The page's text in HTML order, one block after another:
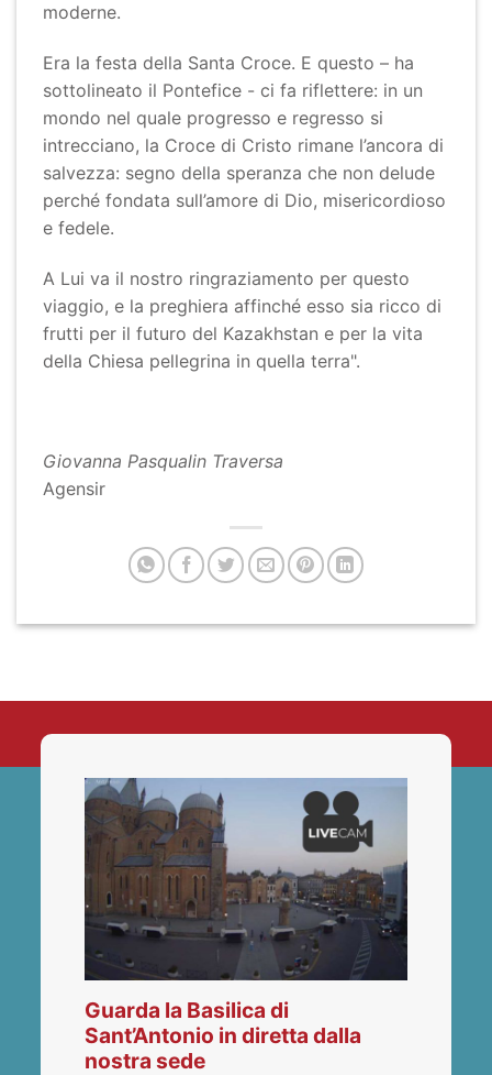
moderne.
Era la festa della Santa Croce. E questo – ha
sottolineato il Pontefice - ci fa riflettere: in un
mondo nel quale progresso e regresso si
intrecciano, la Croce di Cristo rimane l’ancora di
salvezza: segno della speranza che non delude
perché fondata sull’amore di Dio, misericordioso
e fedele.
A Lui va il nostro ringraziamento per questo
viaggio, e la preghiera affinché esso sia ricco di
frutti per il futuro del Kazakhstan e per la vita
della Chiesa pellegrina in quella terra".
Giovanna Pasqualin Traversa
Agensir
Guarda la Basilica di
Sant’Antonio in diretta dalla
nostra sede